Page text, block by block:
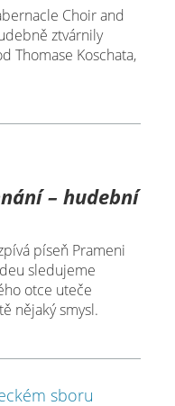
Choir and
ztvárnily
Thomase Koschata,
– hudební
píseň Prameni
sledujeme
otce uteče
nějaký smysl.